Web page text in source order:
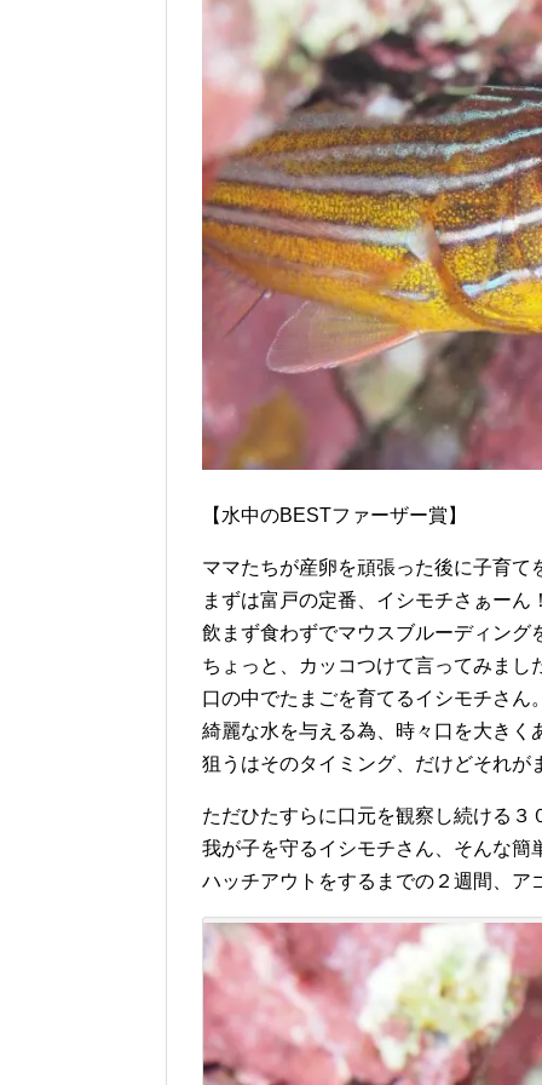
【水中のBESTファーザー賞】
ママたちが産卵を頑張った後に子育て
まずは富戸の定番、イシモチさぁーん
飲まず食わずでマウスブルーディング
ちょっと、カッコつけて言ってみまし
口の中でたまごを育てるイシモチさん
綺麗な水を与える為、時々口を大きく
狙うはそのタイミング、だけどそれが
ただひたすらに口元を観察し続ける３
我が子を守るイシモチさん、そんな簡
ハッチアウトをするまでの２週間、